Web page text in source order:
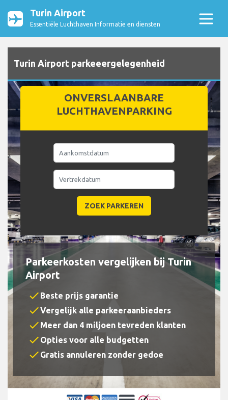
Turin Airport
Essentiële Luchthaven Informatie en diensten
Turin Airport parkeeergelegenheid
ONVERSLAANBARE
LUCHTHAVENPARKING
Parkeerkosten vergelijken bij Turin
Airport
check Beste prijs garantie
checkVergelijk alle parkeeraanbieders
check Meer dan 4 miljoen tevreden klanten
check Opties voor alle budgetten
check Gratis annuleren zonder gedoe